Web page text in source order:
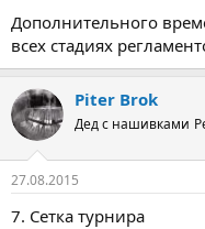
Дополнительного
всех стадиях
Piter Brok
Дед с нашивками
27.08.2015
7. Сетка турнира